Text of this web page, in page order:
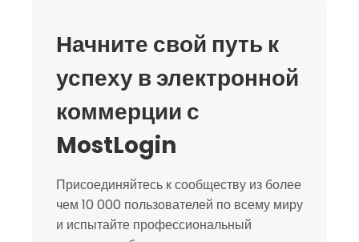
Начните свой путь к
успеху в электронной
коммерции с
MostLogin
Присоединяйтесь к сообществу из более
чем 10 000 пользователей по всему миру
и испытайте профессиональный